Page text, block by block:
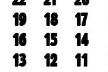
19
18
17
16
15
14
13
12
11